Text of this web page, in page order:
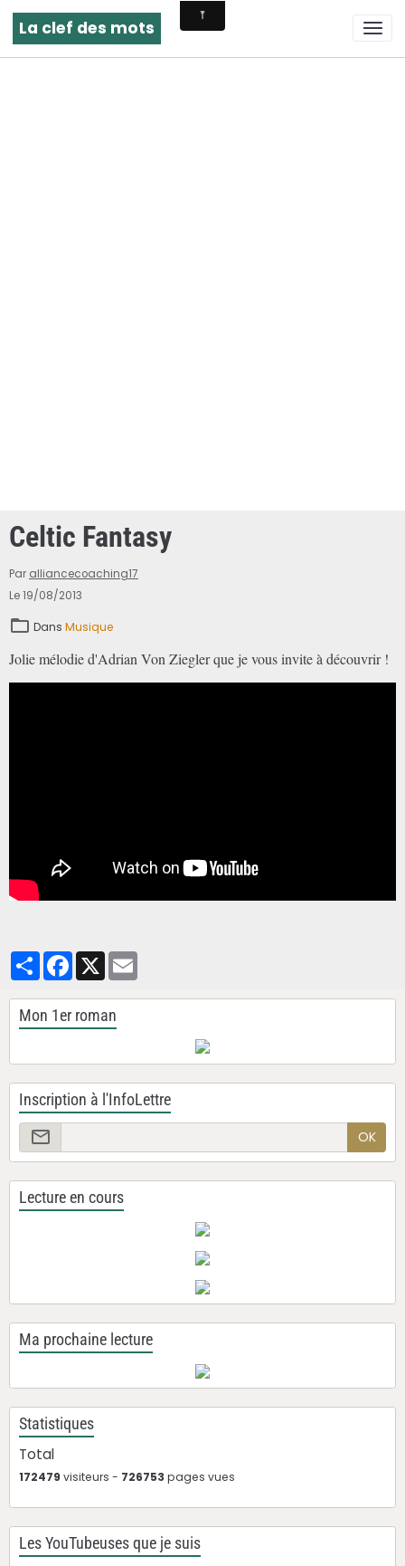
La clef des mots
Celtic Fantasy
Par alliancecoaching17
Le 19/08/2013
Dans Musique
Jolie mélodie d'Adrian Von Ziegler que je vous invite à découvrir !
PartagerFacebook
X
Mon 1er roman
Inscription à l'InfoLettre
OK
Lecture en cours
Ma prochaine lecture
Statistiques
Total
172479 visiteurs - 726753 pages vues
Les YouTubeuses que je suis